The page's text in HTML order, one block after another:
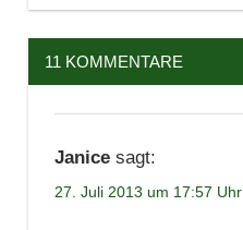
11 KOMMENTARE
Janice sagt:
27. Juli 2013 um 17:57 Uhr